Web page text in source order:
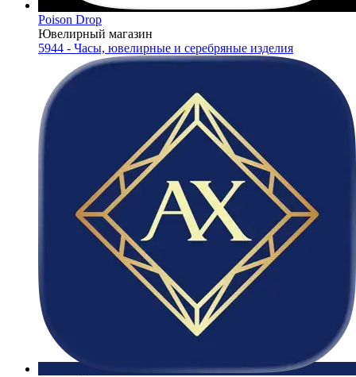
Poison Drop
Ювелирный магазин
5944 - Часы, ювелирные и серебряные изделия